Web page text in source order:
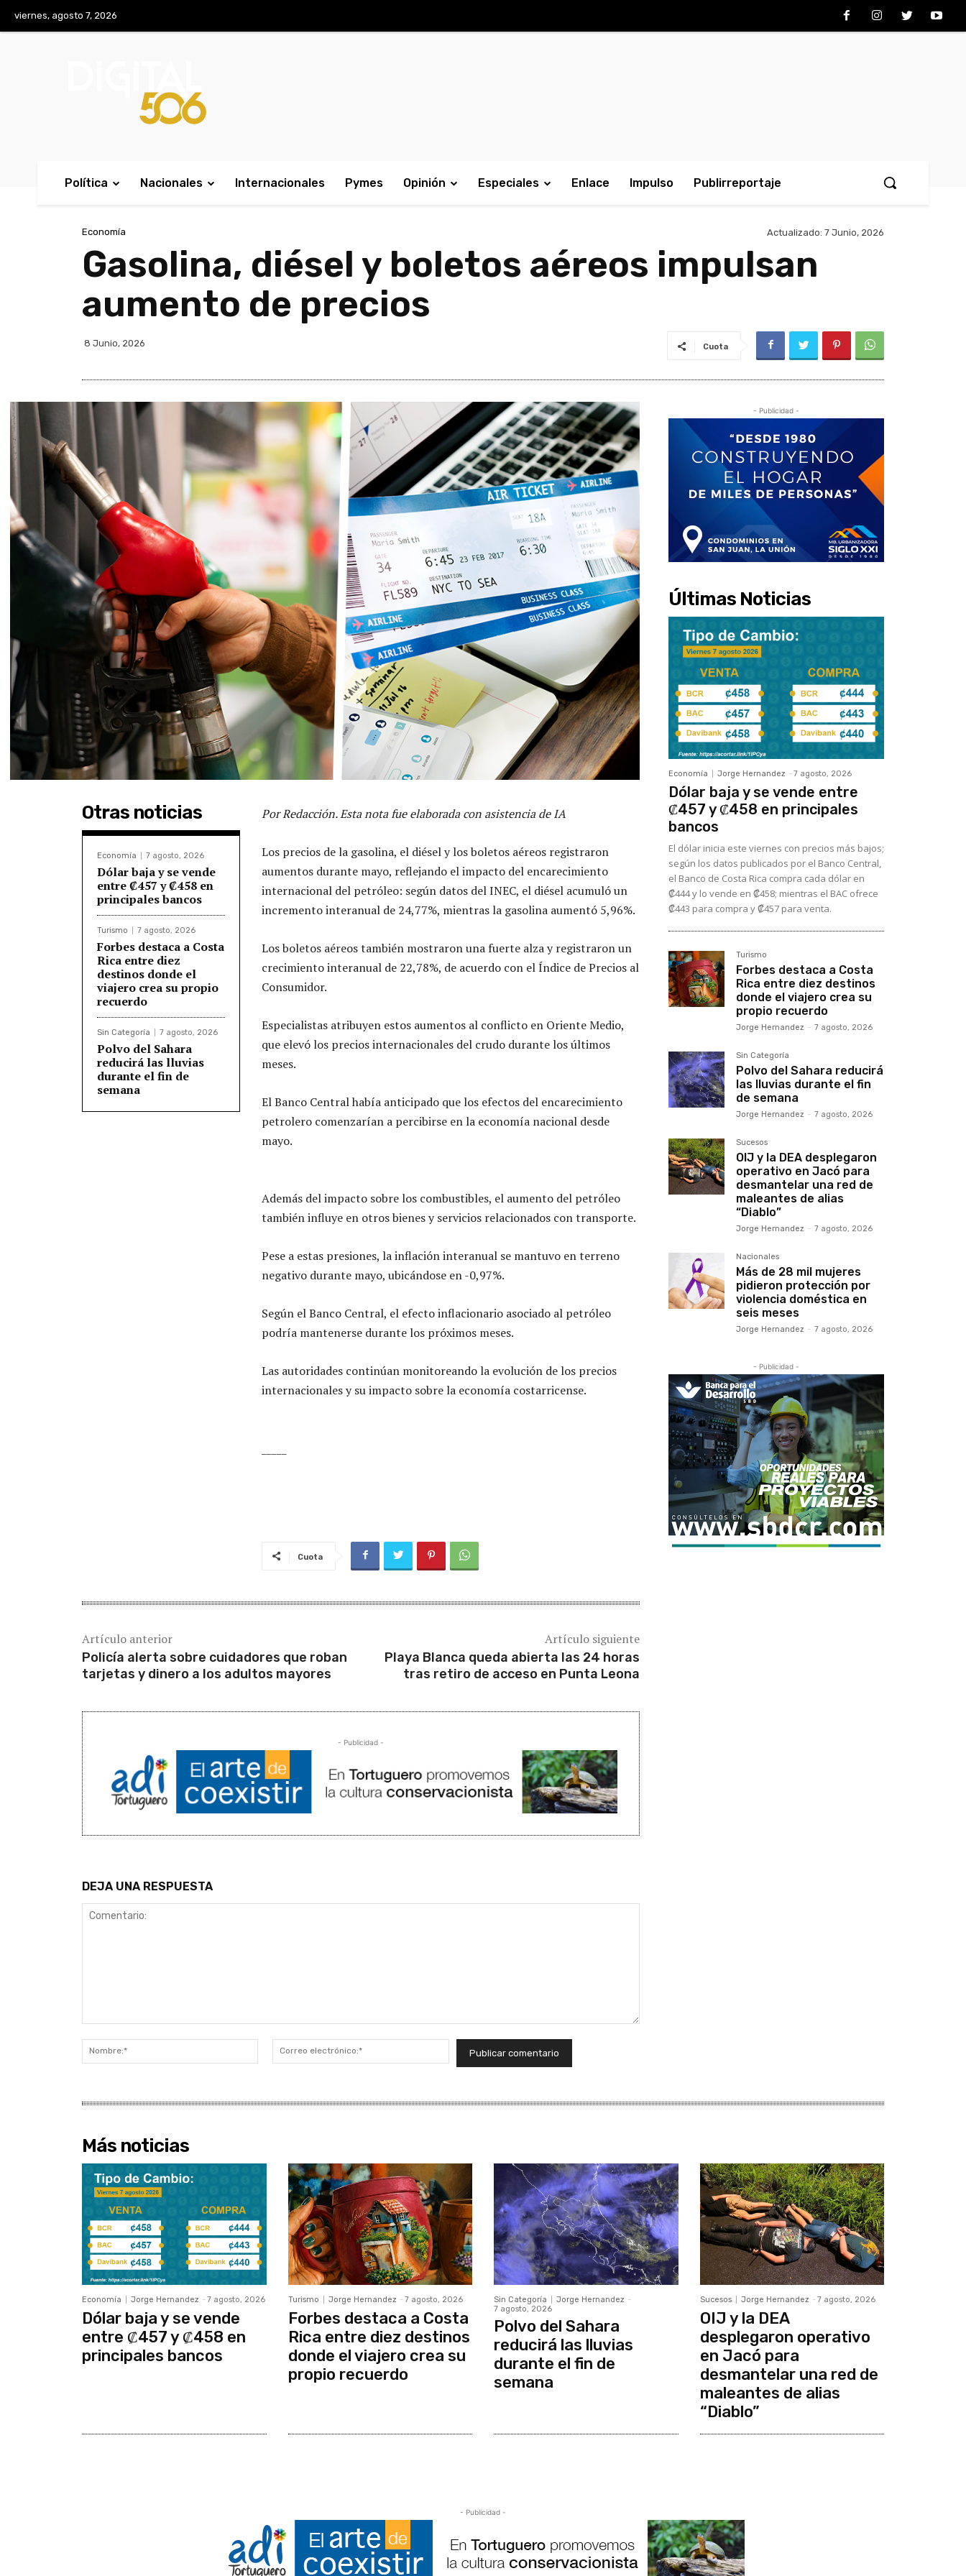
viernes, agosto 7, 2026
Política Nacionales Internacionales Pymes Opinión Especiales Enlace Impulso Publirreportaje
Economía Actualizado: 7 Junio, 2026
Gasolina, diésel y boletos aéreos impulsan
aumento de precios
8 Junio, 2026 Cuota
Otras noticias
Economía 7 agosto, 2026
Dólar baja y se vende
entre ₡457 y ₡458 en
principales bancos
Turismo 7 agosto, 2026
Forbes destaca a Costa
Rica entre diez
destinos donde el
viajero crea su propio
recuerdo
Sin Categoría 7 agosto, 2026
Polvo del Sahara
reducirá las lluvias
durante el fin de
semana
Por Redacción. Esta nota fue elaborada con asistencia de IA
Los precios de la gasolina, el diésel y los boletos aéreos registraron
aumentos durante mayo, reflejando el impacto del encarecimiento
internacional del petróleo: según datos del INEC, el diésel acumuló un
incremento interanual de 24,77%, mientras la gasolina aumentó 5,96%.
Los boletos aéreos también mostraron una fuerte alza y registraron un
crecimiento interanual de 22,78%, de acuerdo con el Índice de Precios al
Consumidor.
Especialistas atribuyen estos aumentos al conflicto en Oriente Medio,
que elevó los precios internacionales del crudo durante los últimos
meses.
El Banco Central había anticipado que los efectos del encarecimiento
petrolero comenzarían a percibirse en la economía nacional desde
mayo.
Además del impacto sobre los combustibles, el aumento del petróleo
también influye en otros bienes y servicios relacionados con transporte.
Pese a estas presiones, la inflación interanual se mantuvo en terreno
negativo durante mayo, ubicándose en -0,97%.
Según el Banco Central, el efecto inflacionario asociado al petróleo
podría mantenerse durante los próximos meses.
Las autoridades continúan monitoreando la evolución de los precios
internacionales y su impacto sobre la economía costarricense.
Cuota
Artículo anterior
Policía alerta sobre cuidadores que roban
tarjetas y dinero a los adultos mayores
Artículo siguiente
Playa Blanca queda abierta las 24 horas
tras retiro de acceso en Punta Leona
- Publicidad -
DEJA UNA RESPUESTA
Nombre:*
electrónico:*
- Publicidad -
Últimas Noticias
Economía Jorge Hernandez - 7 agosto, 2026
Dólar baja y se vende entre
₡457 y ₡458 en principales
bancos
El dólar inicia este viernes con precios más bajos;
según los datos publicados por el Banco Central,
el Banco de Costa Rica compra cada dólar en
₡444 y lo vende en ₡458; mientras el BAC ofrece
₡443 para compra y ₡457 para venta.
Turismo
Forbes destaca a Costa
Rica entre diez destinos
donde el viajero crea su
propio recuerdo
Jorge Hernandez - 7 agosto, 2026
Sin Categoría
Polvo del Sahara reducirá
las lluvias durante el fin
de semana
Jorge Hernandez - 7 agosto, 2026
Sucesos
OIJ y la DEA desplegaron
operativo en Jacó para
desmantelar una red de
maleantes de alias
“Diablo”
Jorge Hernandez - 7 agosto, 2026
Nacionales
Más de 28 mil mujeres
pidieron protección por
violencia doméstica en
seis meses
Jorge Hernandez - 7 agosto, 2026
- Publicidad -
Más noticias
Economía Jorge Hernandez - 7 agosto, 2026
Dólar baja y se vende
entre ₡457 y ₡458 en
principales bancos
Turismo Jorge Hernandez - 7 agosto, 2026
Forbes destaca a Costa
Rica entre diez destinos
donde el viajero crea su
propio recuerdo
Sin Categoría Jorge Hernandez -
7 agosto, 2026
Polvo del Sahara
reducirá las lluvias
durante el fin de
semana
Sucesos Jorge Hernandez - 7 agosto, 2026
OIJ y la DEA
desplegaron operativo
en Jacó para
desmantelar una red de
maleantes de alias
“Diablo”
- Publicidad -